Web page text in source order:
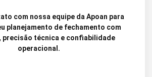
com nossa equipe da Apoan para
planejamento de fechamento com
precisão técnica e confiabilidade
operacional.